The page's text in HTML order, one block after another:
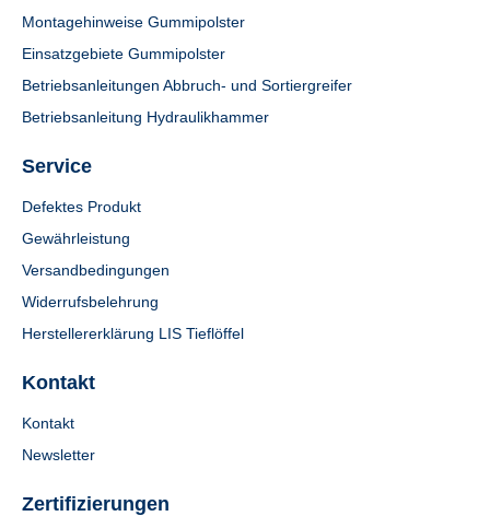
Montagehinweise Gummipolster
Einsatzgebiete Gummipolster
Betriebsanleitungen Abbruch- und Sortiergreifer
Betriebsanleitung Hydraulikhammer
Service
Defektes Produkt
Gewährleistung
Versandbedingungen
Widerrufsbelehrung
Herstellererklärung LIS Tieflöffel
Kontakt
Kontakt
Newsletter
Zertifizierungen